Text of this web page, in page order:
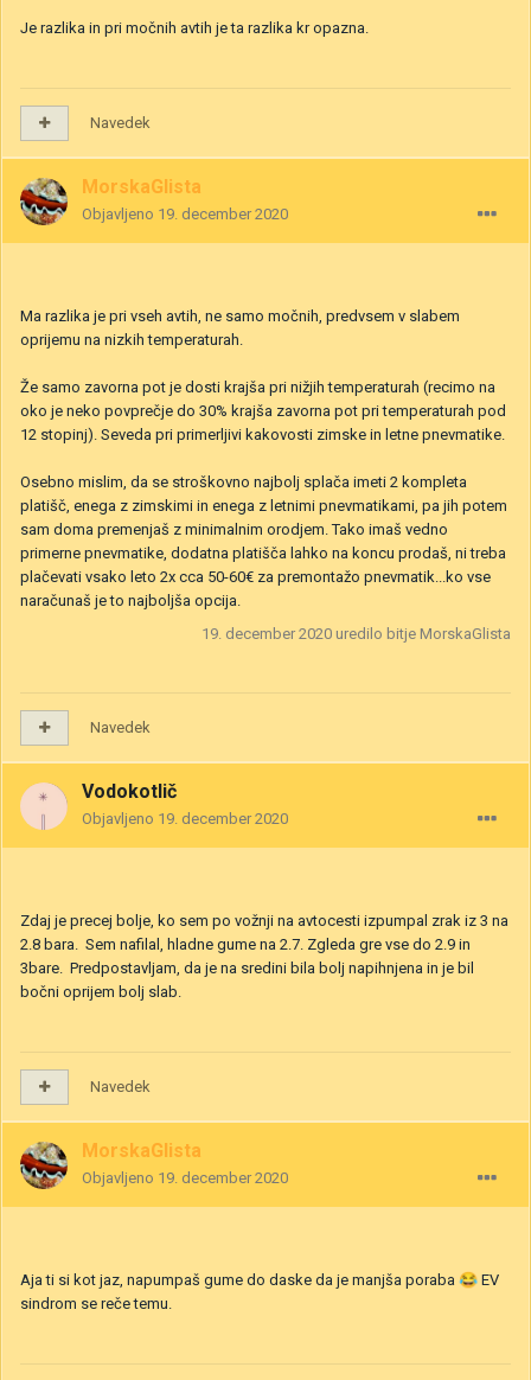
Je razlika in pri močnih avtih je ta razlika kr opazna.
Navedek
MorskaGlista
Objavljeno 19. december 2020
Ma razlika je pri vseh avtih, ne samo močnih, predvsem v slabem
oprijemu na nizkih temperaturah.
Že samo zavorna pot je dosti krajša pri nižjih temperaturah (recimo na
oko je neko povprečje do 30% krajša zavorna pot pri temperaturah pod
12 stopinj). Seveda pri primerljivi kakovosti zimske in letne pnevmatike.
Osebno mislim, da se stroškovno najbolj splača imeti 2 kompleta
platišč, enega z zimskimi in enega z letnimi pnevmatikami, pa jih potem
sam doma premenjaš z minimalnim orodjem. Tako imaš vedno
primerne pnevmatike, dodatna platišča lahko na koncu prodaš, ni treba
plačevati vsako leto 2x cca 50-60€ za premontažo pnevmatik...ko vse
naračunaš je to najboljša opcija.
19. december 2020 uredilo bitje MorskaGlista
Navedek
Vodokotlič
Objavljeno 19. december 2020
Zdaj je precej bolje, ko sem po vožnji na avtocesti izpumpal zrak iz 3 na
2.8 bara. Sem nafilal, hladne gume na 2.7. Zgleda gre vse do 2.9 in
3bare. Predpostavljam, da je na sredini bila bolj napihnjena in je bil
bočni oprijem bolj slab.
Navedek
MorskaGlista
Objavljeno 19. december 2020
Aja ti si kot jaz, napumpaš gume do daske da je manjša poraba 😂 EV
sindrom se reče temu.